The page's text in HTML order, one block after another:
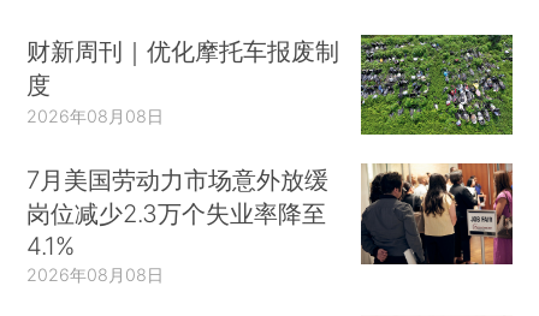
财新周刊｜优化摩托车报废制
度
2026年08月08日
7月美国劳动力市场意外放缓
岗位减少2.3万个失业率降至
4.1%
2026年08月08日